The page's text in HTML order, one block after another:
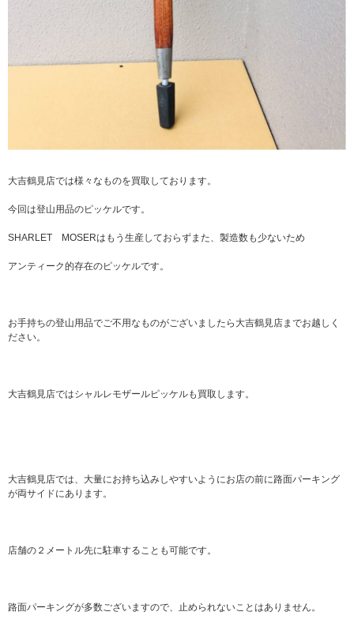
大吉鶴見店では様々なものを買取しております。
今回は登山用品のピッケルです。
SHARLET MOSERはもう生産しておらずまた、製造数も少ないため
アンティーク的存在のピッケルです。
お手持ちの登山用品でご不用なものがございましたら大吉鶴見店までお越しく
ださい。
大吉鶴見店ではシャルレモザールピッケルも買取します。
大吉鶴見店では、大量にお持ち込みしやすいようにお店の前に路面パーキング
が両サイドにあります。
店舗の２メートル先に駐車することも可能です。
路面パーキングが多数ございますので、止められないことはありません。